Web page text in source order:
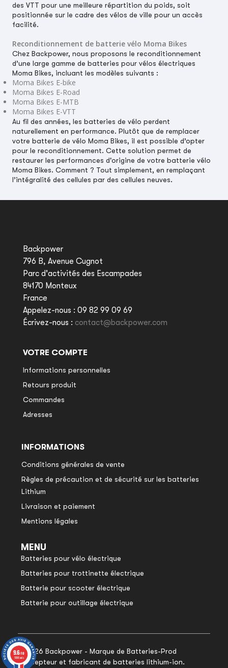
des VTT pour une meilleure répartition du poids, soit
positionnée sur le cadre des vélos de ville pour un accès
facilité.
Reconditionnement de batterie vélo Moma Bikes
Chez Backpower, nous proposons le reconditionnement
d’une large gamme de batteries pour vélos électriques
Moma Bikes, incluant les modèles suivants :
Moma Bikes E-bike
Moma Bikes E-Road
Moma Bikes E-MTB
Moma Bikes E-VTT
Au fil des années, les batteries de vélo perdent
naturellement en performance. Plutôt que de remplacer
votre batterie de vélo Moma Bikes, il est possible d’opter
pour le reconditionnement. Cette solution permet de
restaurer les performances d'origine de votre batterie vélo
Moma Bikes. Comment ? Tout simplement, en remplaçant
l’intégralité des cellules par des cellules neuves.
Backpower
796 B, Avenue Cugnot
Parc d'activités des Escampades
84170 Monteux
France
Appelez-nous : 09 82 99 09 69
Écrivez-nous : contact@backpower.com
VOTRE COMPTE
Informations personnelles
Retours produit
Commandes
Adresses
INFORMATIONS
Conditions générales de vente
Règles de précaution et de sécurité sur les batteries
Lithium
Livraison et paiement
Mentions légales
MENU
Batteries pour vélo électrique
Batteries pour trottinette électrique
Batterie pour scooter électrique
Batterie pour outillage électrique
© 2026 Backpower - Marque de Batteries-Prod
concepteur et fabricant de batteries lithium-ion.
9.6/10
1048 avis
9.6/10
1048 avis